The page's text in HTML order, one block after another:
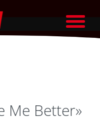
Me Better»